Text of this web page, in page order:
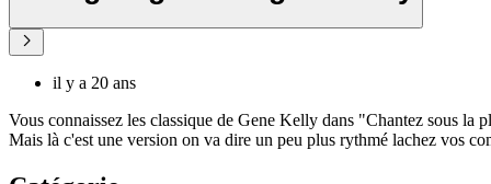
il y a 20 ans
Vous connaissez les classique de Gene Kelly dans "Chantez sous la
Mais là c'est une version on va dire un peu plus rythmé lachez vos